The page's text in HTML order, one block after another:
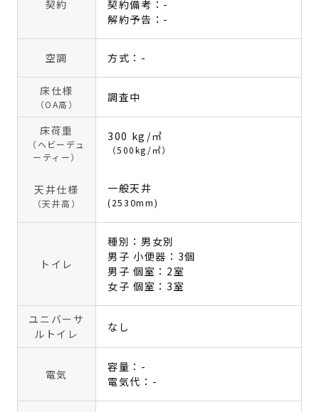
契約
契約備考：-
解約予告：-
空調 方式：-
床仕様
（OA高）
調査中
床荷重
（ヘビーデュ
ーティー）
300 kg/㎡
（500kg/㎡）
天井仕様
（天井高）
一般天井
(2530mm)
トイレ
種別：男女別
男子 小便器：3個
男子 個室：2室
女子 個室：3室
ユニバーサ
ルトイレ
なし
電気
容量：-
電気代：-